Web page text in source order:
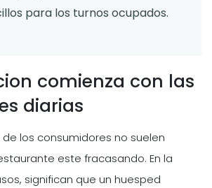
para los turnos ocupados.
comienza con las
diarias
los consumidores no suelen
este fracasando. En la
significan que un huesped